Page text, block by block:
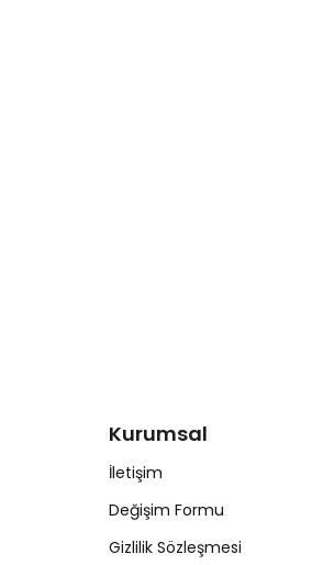
Kurumsal
İletişim
Değişim Formu
Gizlilik Sözleşmesi